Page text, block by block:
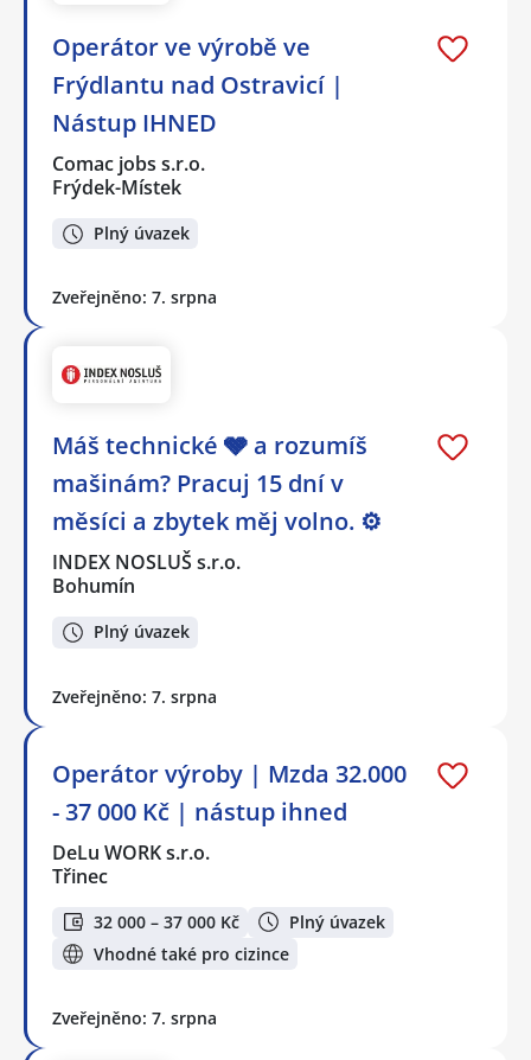
Operátor ve výrobě ve
Frýdlantu nad Ostravicí |
Nástup IHNED
Comac jobs s.r.o.
Frýdek-Místek
Plný úvazek
Zveřejněno: 7. srpna
Máš technické 🩶 a rozumíš
mašinám? Pracuj 15 dní v
měsíci a zbytek měj volno. ⚙
INDEX NOSLUŠ s.r.o.
Bohumín
Plný úvazek
Zveřejněno: 7. srpna
Operátor výroby | Mzda 32.000
- 37 000 Kč | nástup ihned
DeLu WORK s.r.o.
Třinec
32 000 – 37 000 Kč
Plný úvazek
Vhodné také pro cizince
Zveřejněno: 7. srpna